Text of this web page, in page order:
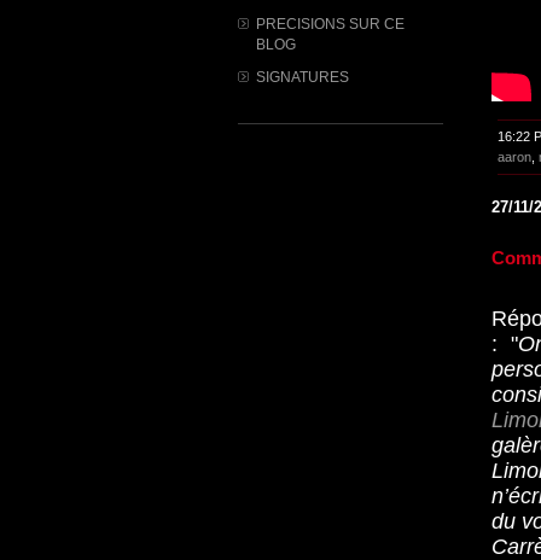
PRECISIONS SUR CE
BLOG
SIGNATURES
16:22
aaron
27/11/
: "
du